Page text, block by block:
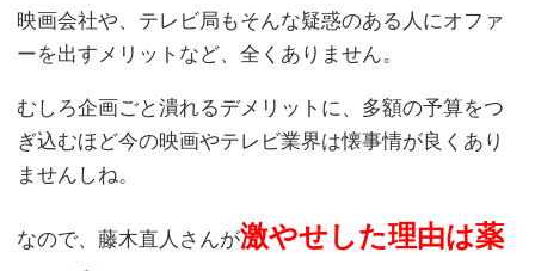
映画会社や、テレビ局もそんな疑惑のある人にオファ
ーを出すメリットなど、全くありません。
むしろ企画ごと潰れるデメリットに、多額の予算をつ
ぎ込むほど今の映画やテレビ業界は懐事情が良くあり
ませんしね。
なので、藤木直人さんが激やせした理由は薬